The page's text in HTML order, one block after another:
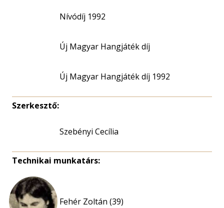
Nívódíj 1992
Új Magyar Hangjáték díj
Új Magyar Hangjáték díj 1992
Szerkesztő:
Szebényi Cecília
Technikai munkatárs:
Fehér Zoltán (39)